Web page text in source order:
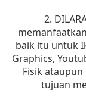
2.
baik itu untuk
Graphics,
Fisik
tujuan